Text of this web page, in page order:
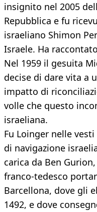
insignito nel 2005
Repubblica e fu
israeliano Shimon
Israele. Ha
Nel 1959 il gesuita
decise di dare vita a
impatto di
volle che questo
israeliana.
Fu Loinger nelle
di navigazione
carica da Ben
franco-tedesco
Barcellona, dove gli
1492, e dove